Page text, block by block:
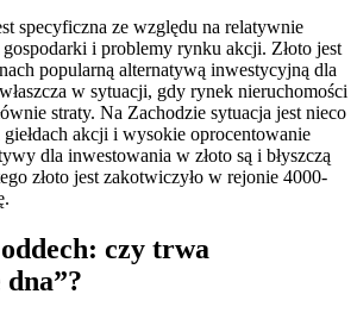
specyficzna ze względu na relatywnie
i problemy rynku akcji. Złoto jest
popularną alternatywą inwestycyjną dla
w sytuacji, gdy rynek nieruchomości
straty. Na Zachodzie sytuacja jest nieco
giełdach akcji i wysokie oprocentowanie
dla inwestowania w złoto są i błyszczą
złoto jest zakotwiczyło w rejonie 4000-
oddech: czy trwa